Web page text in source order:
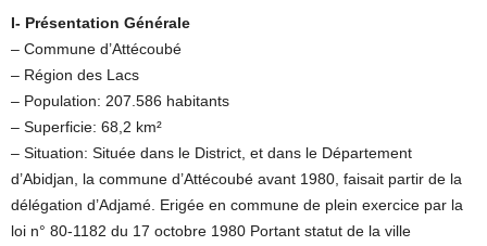
I- Présentation Générale
– Commune d’Attécoubé
– Région des Lacs
– Population: 207.586 habitants
– Superficie: 68,2 km²
– Situation: Située dans le District, et dans le Département
d’Abidjan, la commune d’Attécoubé avant 1980, faisait partir de la
délégation d’Adjamé. Erigée en commune de plein exercice par la
loi n° 80-1182 du 17 octobre 1980 Portant statut de la ville